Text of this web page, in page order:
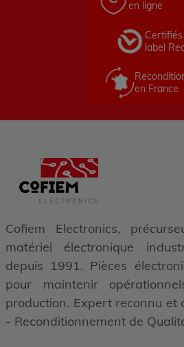
en ligne
Certifiés
label
en France
Cofiem Electronics,
matériel électronique
depuis 1991. Pièces
pour maintenir
production. Expert reconnu et
- Reconditionnement de